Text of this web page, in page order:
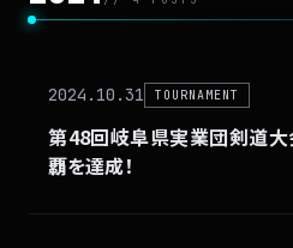
2024.10.31 TOURNAMENT
第48回岐阜県実業団剣道
覇を達成！